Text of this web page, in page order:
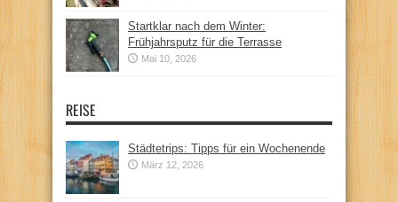
Startklar nach dem Winter:
Frühjahrsputz für die Terrasse
Mai 10, 2026
REISE
Städtetrips: Tipps für ein Wochenende
März 12, 2026